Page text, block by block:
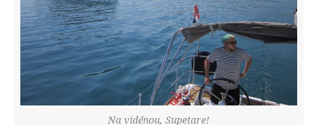
Na viděnou, Supetare!